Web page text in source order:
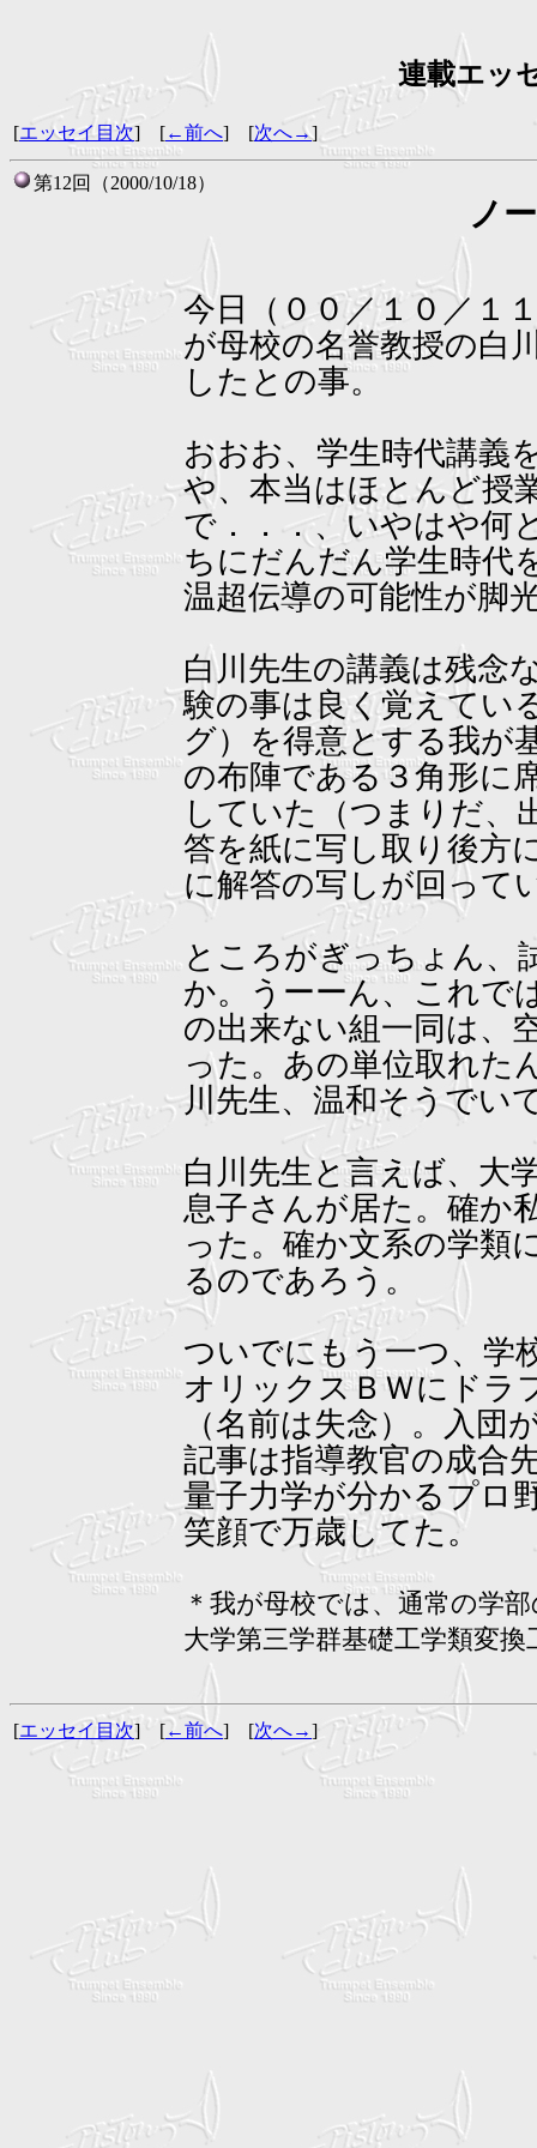
連載エッ
[エッセイ目次] [←前へ] [次へ→]
第12回（2000/10/18）
ノ
今日（００／１０／１
が母校の名誉教授の白
したとの事。
おおお、学生時代講義
や、本当はほとんど授
で．．．、いやはや何
ちにだんだん学生時代
温超伝導の可能性が脚
白川先生の講義は残念
験の事は良く覚えてい
グ）を得意とする我が
の布陣である３角形に
していた（つまりだ、
答を紙に写し取り後方
に解答の写しが回って
ところがぎっちょん、
か。うーーん、これで
の出来ない組一同は、
った。あの単位取れた
川先生、温和そうでい
白川先生と言えば、大
息子さんが居た。確か
った。確か文系の学類
るのであろう。
ついでにもう一つ、学
オリックスＢＷにドラ
（名前は失念）。入団
記事は指導教官の成合
量子力学が分かるプロ
笑顔で万歳してた。
＊我が母校では、通常の学
大学第三学群基礎工学類変
[エッセイ目次] [←前へ] [次へ→]